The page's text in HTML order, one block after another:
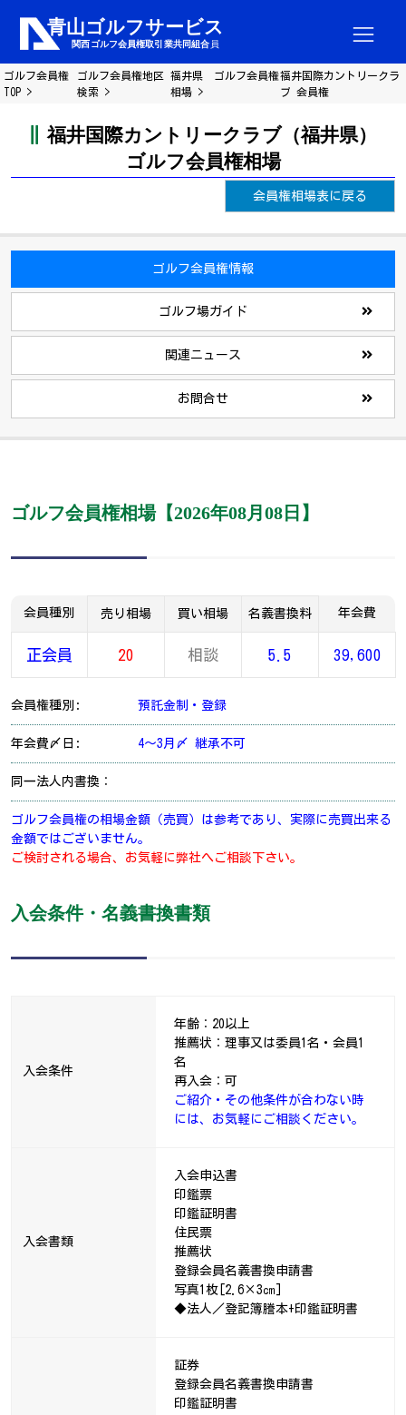
ゴルフ会員権
TOP
ゴルフ会員権地区
検索
福井県 ゴルフ会員権
相場
福井国際カントリークラ
ブ 会員権
福井国際カントリークラブ（福井県）
ゴルフ会員権相場
会員権相場表に戻る
ゴルフ会員権情報
ゴルフ場ガイド
関連ニュース
お問合せ
ゴルフ会員権相場【2026年08月08日】
会員種別 売り相場 買い相場 名義書換料 年会費
正会員 20 相談 5.5 39,600
会員権種別: 預託金制・登録
年会費〆日: 4～3月〆 継承不可
同一法人内書換：
ゴルフ会員権の相場金額（売買）は参考であり、実際に売買出来る
金額ではございません。
ご検討される場合、お気軽に弊社へご相談下さい。
入会条件・名義書換書類
入会条件
年齢：20以上
推薦状：理事又は委員1名・会員1
名
再入会：可
ご紹介・その他条件が合わない時
には、お気軽にご相談ください。
入会書類
入会申込書
印鑑票
印鑑証明書
住民票
推薦状
登録会員名義書換申請書
写真1枚[2.6×3㎝]
◆法人／登記簿謄本+印鑑証明書
証券
登録会員名義書換申請書
印鑑証明書